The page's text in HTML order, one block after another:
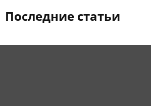
Последние статьи